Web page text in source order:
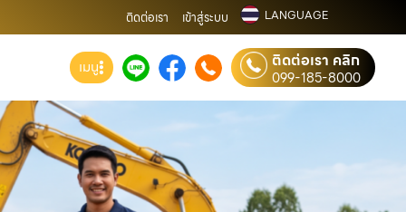
ติดต่อเรา เข้าสู่ระบบ LANGUAGE
เมนู ติดต่อเรา คลิก
099-185-8000